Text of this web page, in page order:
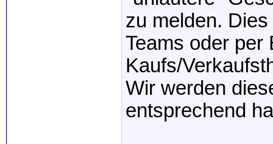
zu melden.
Teams oder per
Kaufs/
Wir werden
entsprechend